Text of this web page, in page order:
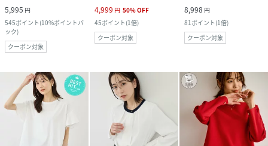
5,995 円
545ポイント(10%ポイントバ
ック)
クーポン対象
4,999 円 50%OFF
45ポイント(1倍)
クーポン対象
8,998 円
81 ポイント(1倍)
クーポン対象